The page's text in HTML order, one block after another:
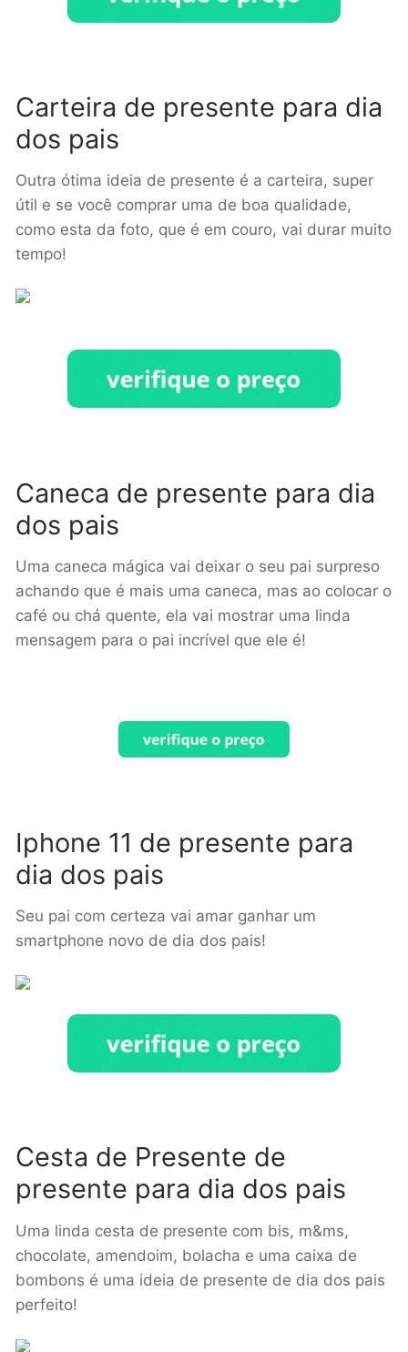
Carteira de presente para dia
dos pais
Outra ótima ideia de presente é a carteira, super
útil e se você comprar uma de boa qualidade,
como esta da foto, que é em couro, vai durar muito
tempo!
Caneca de presente para dia
dos pais
Uma caneca mágica vai deixar o seu pai surpreso
achando que é mais uma caneca, mas ao colocar o
café ou chá quente, ela vai mostrar uma linda
mensagem para o pai incrível que ele é!
Iphone 11 de presente para
dia dos pais
Seu pai com certeza vai amar ganhar um
smartphone novo de dia dos pais!
Cesta de Presente de
presente para dia dos pais
Uma linda cesta de presente com bis, m&ms,
chocolate, amendoim, bolacha e uma caixa de
bombons é uma ideia de presente de dia dos pais
perfeito!